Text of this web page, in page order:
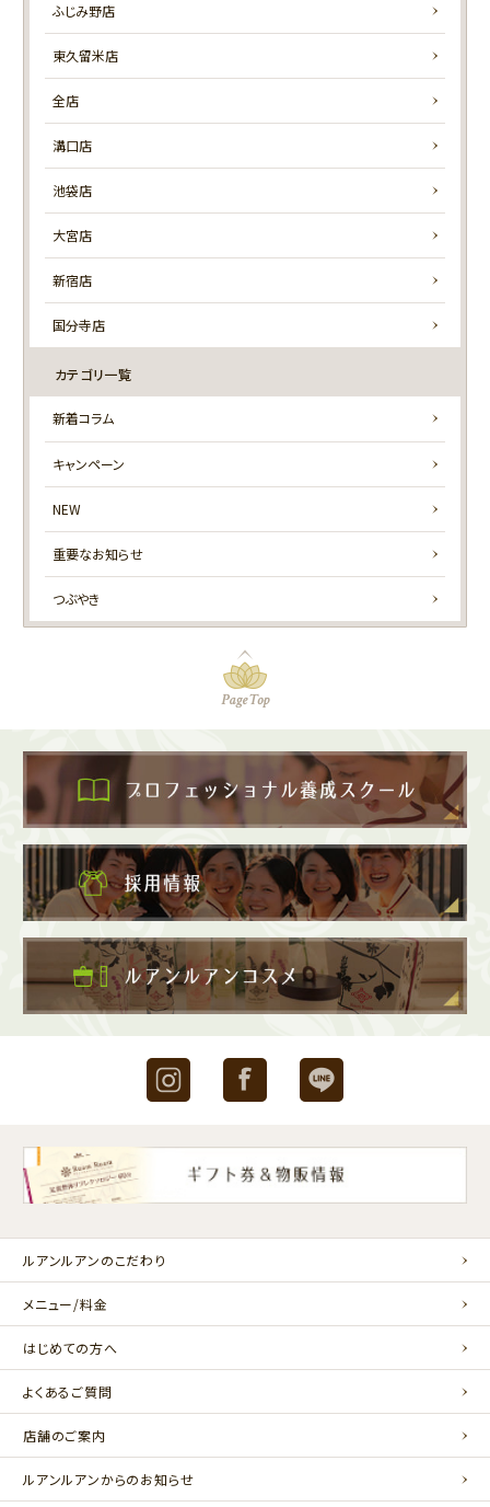
ふじみ野店
東久留米店
全店
溝口店
池袋店
大宮店
新宿店
国分寺店
カテゴリ一覧
新着コラム
キャンペーン
NEW
重要なお知らせ
つぶやき
Instagram Facebook
ルアンルアンのこだわり
メニュー/料金
はじめての方へ
よくあるご質問
店舗のご案内
ルアンルアンからのお知らせ